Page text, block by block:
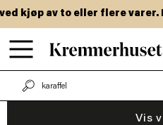
Hopp
til
hovedinnhold
kjøp av to eller flere varer.
Vis